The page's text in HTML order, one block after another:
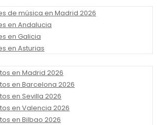
de música en Madrid 2026
en Andalucia
en Galicia
en Asturias
en Madrid 2026
en Barcelona 2026
en Sevilla 2026
en Valencia 2026
en Bilbao 2026